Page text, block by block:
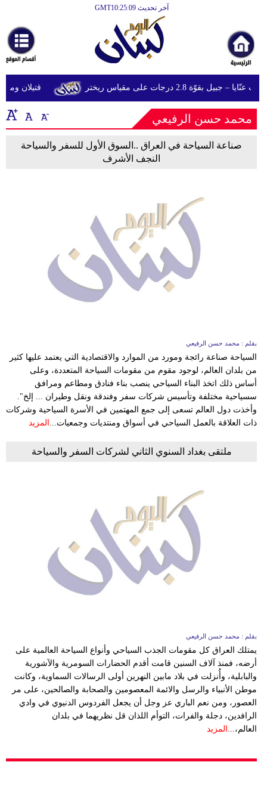
آخر تحديث GMT10:25:09
أخبارعاجلة
رياضة
ثقافة
إقتصاد
إعلام
مرأة
إسلامية
قتيلان ومصابون جراء 14 غارة بقوّة 2.8 درجات على مقياس ريختر
محمد حسن الرفيعي
صناعة السياحة في العراق ..السوق الأول للسفر والسياحة
النجف الأشرف
بقلم : محمد حسن الرفيعي
السياحة صناعة رائجة ومورد من الموارد والاقتصادية التي يعتمد عليها كثير
من بلدان العالم، لوجود مقوم من مقومات السياحة المتعددة، وعلى
أساس ذلك اتخذ البناء السياحي ينصب بناء فنادق ومطاعم ومرافق
سسياحية مختلفة وتأسيس شركات سفر وفندقة ونقل وطيران ... إلخ".
وأخذت دول العالم تسعى إلى جمع المهتمين في الأسرة السياحية وشركات
ذات العلاقة بالعمل السياحي في أسواق ومنتديات وجمعيات... المزيد
ملتقى بغداد السنوي الثاني لشركات السفر والسياحة
بقلم : محمد حسن الرفيعي
يمتلك العراق كل مقومات الجذب السياحي وأنواع السياحة العالمية على
أرضه، فمنذ آلاف السنين قامت أقدم الحضارات السومرية والآشورية
والبابلية، وأُنزلت في بلاد مابين النهرين أولى الرسالات السماوية، وكانت
موطن الأنبياء والرسل والائمة المعصومين والصحابة والصالحين، على مر
العصور، ومن نعم الباري عز وجل أن يجعل الفردوس الدنيوي في وادي
الرافدين، دجلة والفرات، التوأم اللذان قل نظريهما في بلدان
العالم،... المزيد